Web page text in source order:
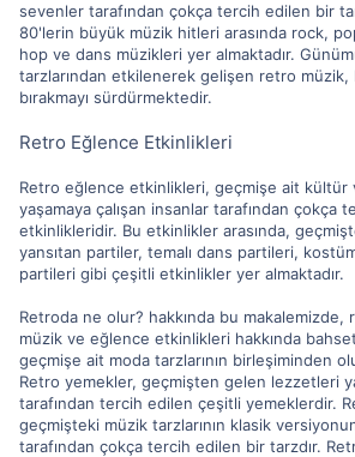
sevenler tarafından çokça tercih edilen bir
80'lerin büyük müzik hitleri arasında rock,
hop ve dans müzikleri yer almaktadır.
tarzlarından etkilenerek gelişen retro müzik,
bırakmayı sürdürmektedir.
Retro Eğlence Etkinlikleri
Retro eğlence etkinlikleri, geçmişe ait kültür
yaşamaya çalışan insanlar tarafından çokça
etkinlikleridir. Bu etkinlikler arasında,
yansıtan partiler, temalı dans partileri,
partileri gibi çeşitli etkinlikler yer almaktadır.
Retroda ne olur? hakkında bu makalemizde,
müzik ve eğlence etkinlikleri hakkında
geçmişe ait moda tarzlarının birleşiminden
Retro yemekler, geçmişten gelen lezzetleri
tarafından tercih edilen çeşitli yemeklerdir.
geçmişteki müzik tarzlarının klasik
tarafından çokça tercih edilen bir tarzdır.